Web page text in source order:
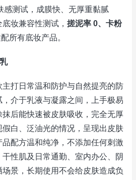
感测试，成膜快、无厚重黏腻
妆兼容性测试， 搓泥率 0、卡粉
所有底妆产品。
打日常温和防护与自然提亮的防
介于乳液与凝露之间，上手极易
后能快速被皮肤吸收，完全无厚
白、泛油光的情况，呈现出皮肤
配方温和纯净，不添加任何刺激
性肌及日常通勤、室内办公、阴
景，长期使用不会给皮肤造成负